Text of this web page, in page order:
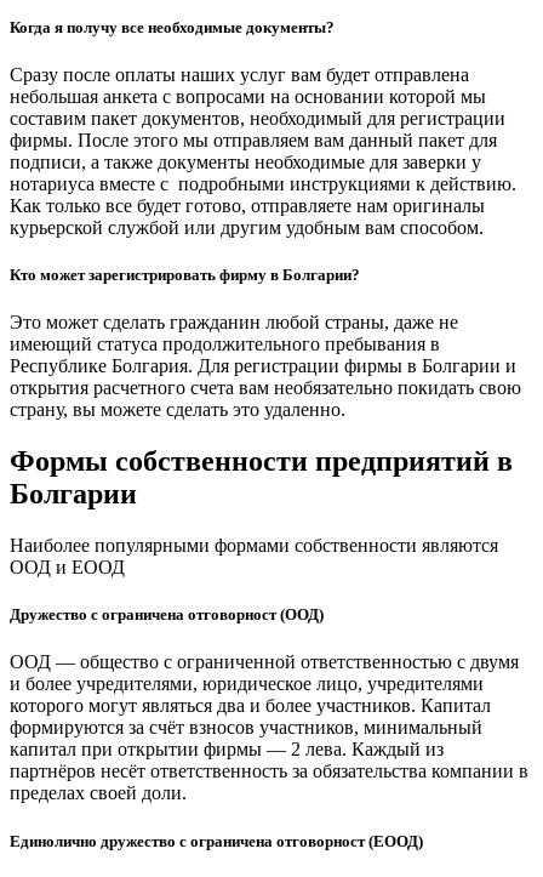
Когда я получу все необходимые документы?
Сразу после оплаты наших услуг вам будет отправлена
небольшая анкета с вопросами на основании которой мы
составим пакет документов, необходимый для регистрации
фирмы. После этого мы отправляем вам данный пакет для
подписи, а также документы необходимые для заверки у
нотариуса вместе с подробными инструкциями к действию.
Как только все будет готово, отправляете нам оригиналы
курьерской службой или другим удобным вам способом.
Кто может зарегистрировать фирму в Болгарии?
Это может сделать гражданин любой страны, даже не
имеющий статуса продолжительного пребывания в
Республике Болгария. Для регистрации фирмы в Болгарии и
открытия расчетного счета вам необязательно покидать свою
страну, вы можете сделать это удаленно.
Формы собственности предприятий в
Болгарии
Наиболее популярными формами собственности являются
ООД и ЕООД
Дружество с ограничена отговорност (ООД)
ООД — общество с ограниченной ответственностью с двумя
и более учредителями, юридическое лицо, учредителями
которого могут являться два и более участников. Капитал
формируются за счёт взносов участников, минимальный
капитал при открытии фирмы — 2 лева. Каждый из
партнёров несёт ответственность за обязательства компании в
пределах своей доли.
Единолично дружество с ограничена отговорност (ЕООД)